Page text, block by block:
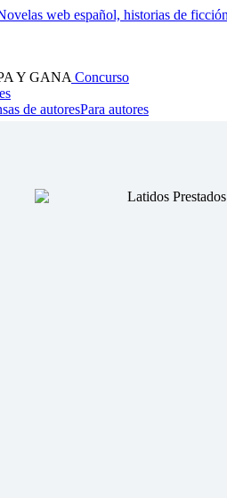
Y GANA Concurso
de autoresPara autores
Hombre lobo Mafia Sistema Fantasía